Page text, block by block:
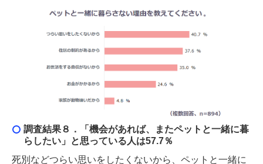
調査結果８．「機会があれば、またペットと一緒に暮
らしたい」と思っている人は57.7％
死別などつらい思いをしたくないから、ペットと一緒に